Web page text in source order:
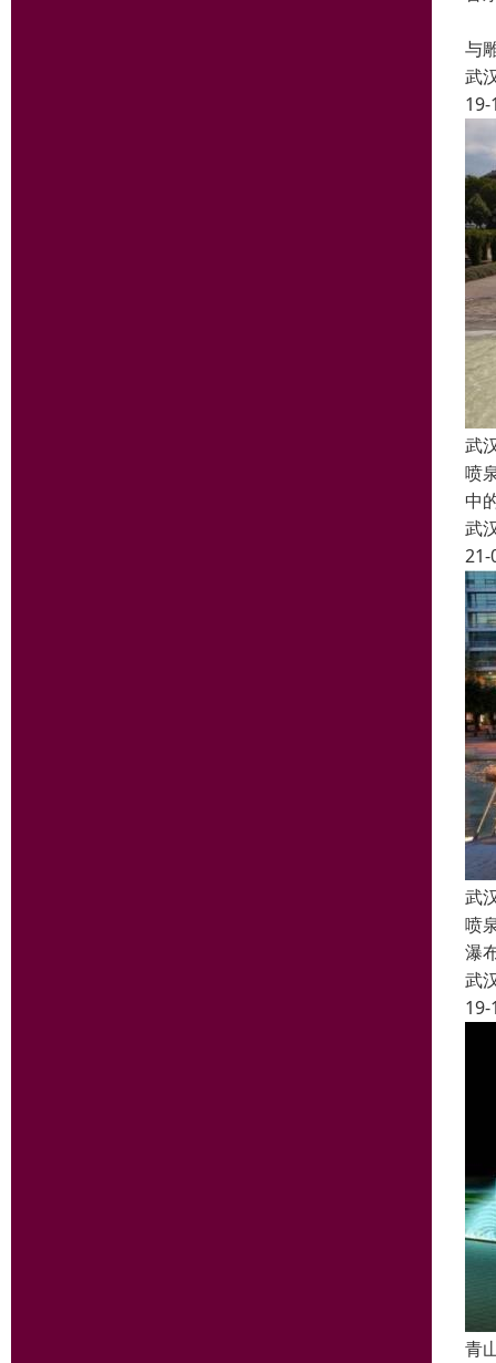
与
武
19-
武
喷
中
武
21-
武
喷
瀑
武
19-
青